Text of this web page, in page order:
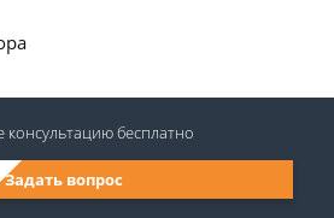
Задать вопрос
консультациюбесплатно